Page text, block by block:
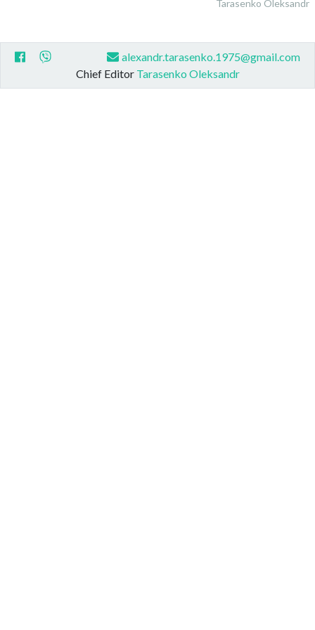
Tarasenko Oleksandr
alexandr.tarasenko.1975@gmail.com
Chief Editor Tarasenko Oleksandr